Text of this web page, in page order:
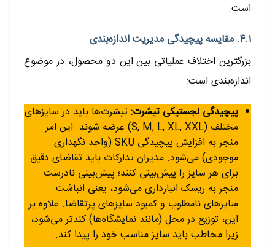
است.
۴.۱. مقایسه پیچیدگی مدیریت اندازه‌بندی
بزرگترین اختلاف عملیاتی بین این دو محصول، در موضوع
اندازه‌بندی است:
پیچیدگی لجستیکی تیشرت:تیشرت‌ها باید در سایزهای
مختلف (S, M, L, XL, XXL) عرضه شوند. این امر
منجر به افزایش پیچیدگی SKU (واحد نگهداری
موجودی) می‌شود. مدیران تدارکات باید تقاضای دقیق
برای هر سایز را پیش‌بینی کنند؛ پیش‌بینی نادرست
منجر به ریسک انبارداری می‌شود، یعنی انباشت
سایزهای نامطلوب و کمبود سایزهای پرتقاضا. علاوه بر
این، توزیع در محل (مانند نمایشگاه‌ها) کندتر می‌شود،
زیرا مخاطب باید سایز مناسب خود را پیدا کند.